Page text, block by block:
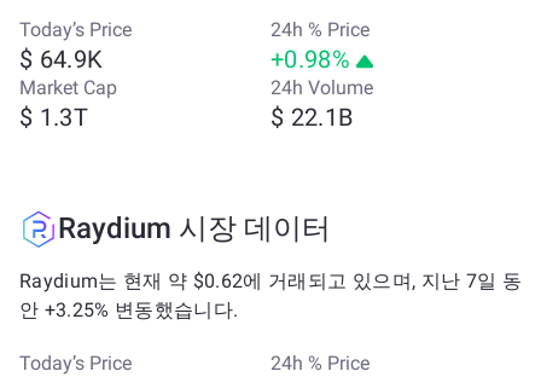
Today’s Price
$ 64.9K
24h % Price
+0.98%
Market Cap
$ 1.3T
24h Volume
$ 22.1B
Raydium 시장 데이터
Raydium는 현재 약 $0.62에 거래되고 있으며, 지난 7일 동
안 +3.25% 변동했습니다.
Today’s Price 24h % Price